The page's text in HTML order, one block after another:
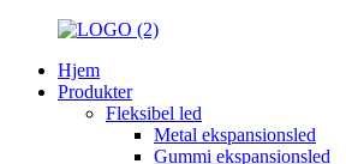
Hjem
Produkter
Fleksibel led
Metal ekspansionsled
Gummi ekspansionsled